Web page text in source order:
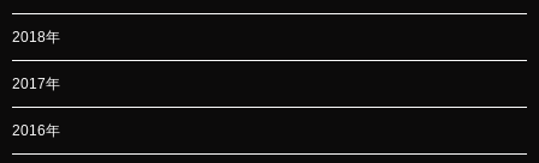
2018年
2017年
2016年